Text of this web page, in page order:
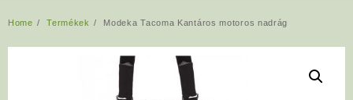
Home Termékek Modeka Tacoma Kantáros motoros nadrág